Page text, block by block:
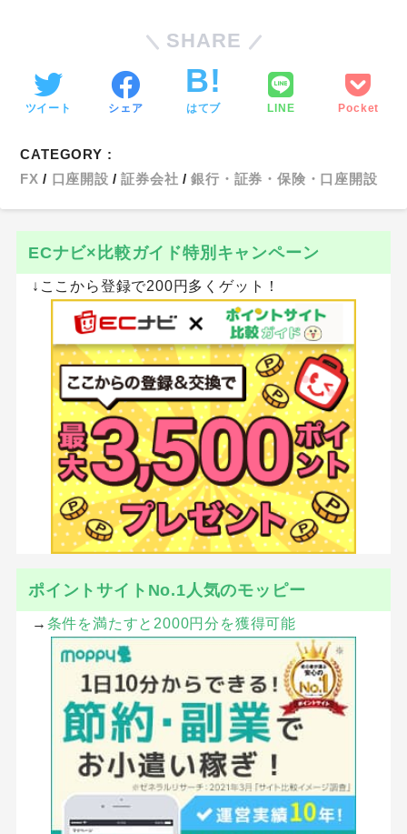
SHARE
ツイート シェア はてブ LINE Pocket
CATEGORY :
FX
口座開設 証券会社 銀行・証券・保険・口座開設
ECナビ×比較ガイド特別キャンペーン
↓ここから登録で200円多くゲット！
ポイントサイトNo.1人気のモッピー
→ 条件を満たすと2000円分を獲得可能